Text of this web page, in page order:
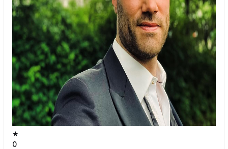
★
0